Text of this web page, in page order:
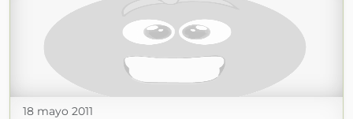
18 mayo 2011